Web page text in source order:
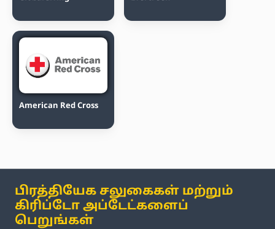
American Red Cross
பிரத்தியேக சலுகைகள் மற்றும்
கிரிப்டோ அப்டேட்களைப்
பெறுங்கள்